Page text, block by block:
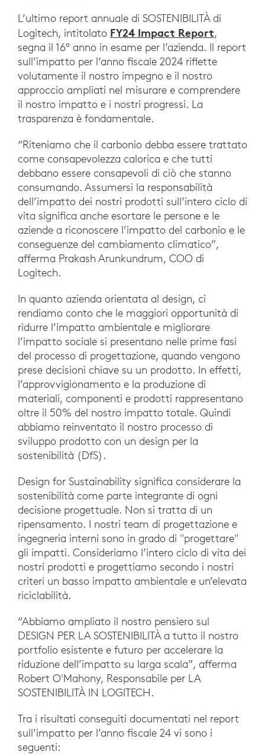
L’ultimo report annuale di SOSTENIBILITÀ di
Logitech, intitolato FY24 Impact Report,
segna il 16° anno in esame per l’azienda. Il report
sull’impatto per l’anno fiscale 2024 riflette
volutamente il nostro impegno e il nostro
approccio ampliati nel misurare e comprendere
il nostro impatto e i nostri progressi. La
trasparenza è fondamentale.
“Riteniamo che il carbonio debba essere trattato
come consapevolezza calorica e che tutti
debbano essere consapevoli di ciò che stanno
consumando. Assumersi la responsabilità
dell’impatto dei nostri prodotti sull’intero ciclo di
vita significa anche esortare le persone e le
aziende a riconoscere l’impatto del carbonio e le
conseguenze del cambiamento climatico”,
afferma Prakash Arunkundrum, COO di
Logitech.
In quanto azienda orientata al design, ci
rendiamo conto che le maggiori opportunità di
ridurre l’impatto ambientale e migliorare
l’impatto sociale si presentano nelle prime fasi
del processo di progettazione, quando vengono
prese decisioni chiave su un prodotto. In effetti,
l’approvvigionamento e la produzione di
materiali, componenti e prodotti rappresentano
oltre il 50% del nostro impatto totale. Quindi
abbiamo reinventato il nostro processo di
sviluppo prodotto con un design per la
sostenibilità (DfS).
Design for Sustainability significa considerare la
sostenibilità come parte integrante di ogni
decisione progettuale. Non si tratta di un
ripensamento. I nostri team di progettazione e
ingegneria interni sono in grado di "progettare"
gli impatti. Consideriamo l’intero ciclo di vita dei
nostri prodotti e progettiamo secondo i nostri
criteri un basso impatto ambientale e un’elevata
riciclabilità.
“Abbiamo ampliato il nostro pensiero sul
DESIGN PER LA SOSTENIBILITÀ a tutto il nostro
portfolio esistente e futuro per accelerare la
riduzione dell’impatto su larga scala”, afferma
Robert O'Mahony, Responsabile per LA
SOSTENIBILITÀ IN LOGITECH.
Tra i risultati conseguiti documentati nel report
sull’impatto per l’anno fiscale 24 vi sono i
seguenti: